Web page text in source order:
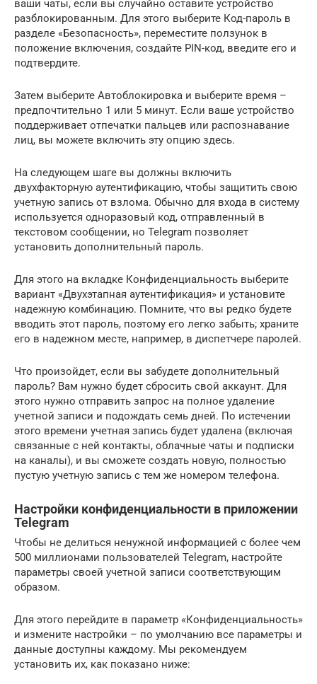
ваши чаты, если вы случайно оставите устройство
разблокированным. Для этого выберите Код-пароль в
разделе «Безопасность», переместите ползунок в
положение включения, создайте PIN-код, введите его и
подтвердите.
Затем выберите Автоблокировка и выберите время –
предпочтительно 1 или 5 минут. Если ваше устройство
поддерживает отпечатки пальцев или распознавание
лиц, вы можете включить эту опцию здесь.
На следующем шаге вы должны включить
двухфакторную аутентификацию, чтобы защитить свою
учетную запись от взлома. Обычно для входа в систему
используется одноразовый код, отправленный в
текстовом сообщении, но Telegram позволяет
установить дополнительный пароль.
Для этого на вкладке Конфиденциальность выберите
вариант «Двухэтапная аутентификация» и установите
надежную комбинацию. Помните, что вы редко будете
вводить этот пароль, поэтому его легко забыть; храните
его в надежном месте, например, в диспетчере паролей.
Что произойдет, если вы забудете дополнительный
пароль? Вам нужно будет сбросить свой аккаунт. Для
этого нужно отправить запрос на полное удаление
учетной записи и подождать семь дней. По истечении
этого времени учетная запись будет удалена (включая
связанные с ней контакты, облачные чаты и подписки
на каналы), и вы сможете создать новую, полностью
пустую учетную запись с тем же номером телефона.
Настройки конфиденциальности в приложении
Telegram
Чтобы не делиться ненужной информацией с более чем
500 миллионами пользователей Telegram, настройте
параметры своей учетной записи соответствующим
образом.
Для этого перейдите в параметр «Конфиденциальность»
и измените настройки – по умолчанию все параметры и
данные доступны каждому. Мы рекомендуем
установить их, как показано ниже: